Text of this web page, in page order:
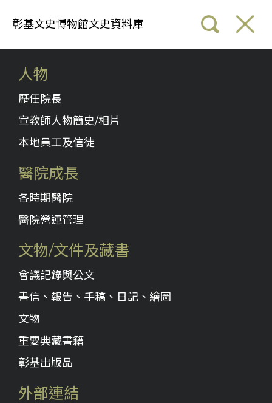
彰基文史博物館文史資料庫
人物
歷任院長
宣教師人物簡史/相片
本地員工及信徒
醫院成長
各時期醫院
醫院營運管理
文物/文件及藏書
會議記錄與公文
書信、報告、手稿、日記、繪圖
文物
重要典藏書籍
彰基出版品
外部連結